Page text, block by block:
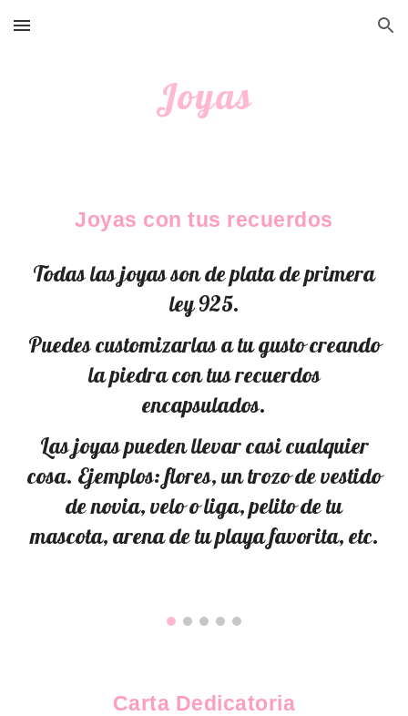
Skip to main content Skip to navigation
Joyas
Joyas con tus recuerdos
Todas las joyas son de plata de primera
ley 925.
Puedes customizarlas a tu gusto creando
la piedra con tus recuerdos
encapsulados.
Las joyas pueden llevar casi cualquier
cosa. Ejemplos: flores, un trozo de vestido
de novia, velo o liga, pelito de tu
mascota, arena de tu playa favorita, etc.
Carta Dedicatoria